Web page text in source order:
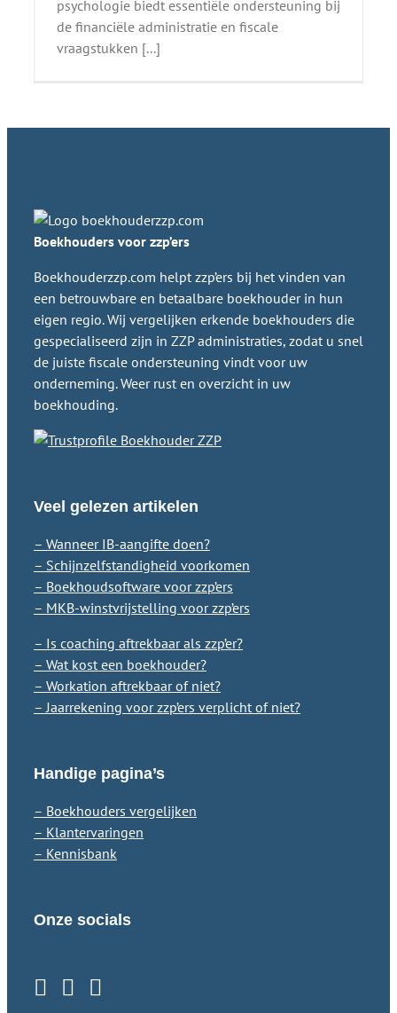
psychologie biedt essentiële ondersteuning bij
de financiële administratie en fiscale
vraagstukken [...]
Boekhouders voor zzp’ers
Boekhouderzzp.com helpt zzp’ers bij het vinden van
een betrouwbare en betaalbare boekhouder in hun
eigen regio. Wij vergelijken erkende boekhouders die
gespecialiseerd zijn in ZZP administraties, zodat u snel
de juiste fiscale ondersteuning vindt voor uw
onderneming. Weer rust en overzicht in uw
boekhouding.
Veel gelezen artikelen
– Wanneer IB-aangifte doen?
– Schijnzelfstandigheid voorkomen
– Boekhoudsoftware voor zzp’ers
– MKB-winstvrijstelling voor zzp’ers
– Is coaching aftrekbaar als zzp’er?
– Wat kost een boekhouder?
– Workation aftrekbaar of niet?
– Jaarrekening voor zzp’ers verplicht of niet?
Handige pagina’s
– Boekhouders vergelijken
– Klantervaringen
– Kennisbank
Onze socials